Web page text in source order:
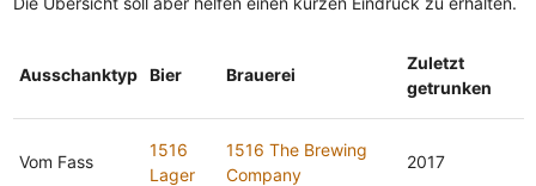
Ausschanktyp Bier Brauerei
Zuletzt
getrunken
Vom Fass
1516
Lager
1516 The Brewing
Company
2017